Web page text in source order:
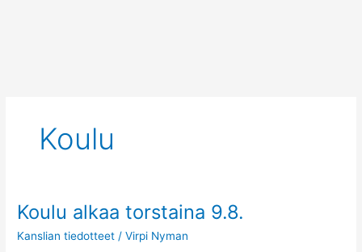
Koulu
Koulu alkaa torstaina 9.8.
Kanslian tiedotteet /Virpi Nyman
Koulu
torstaina